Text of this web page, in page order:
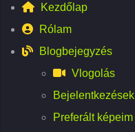
Kezdőlap
Rólam
Blogbejegyzés
Vlogolás
Bejelentkezések
Preferált képeim